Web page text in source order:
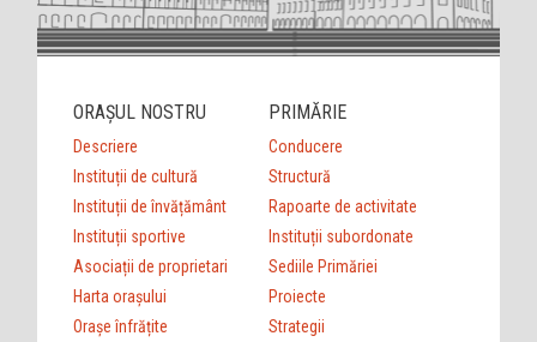
ORAȘUL NOSTRU
Descriere
Instituții de cultură
Instituții de învățământ
Instituții sportive
Asociații de proprietari
Harta orașului
Orașe înfrățite
PRIMĂRIE
Conducere
Structură
Rapoarte de activitate
Instituții subordonate
Sediile Primăriei
Proiecte
Strategii